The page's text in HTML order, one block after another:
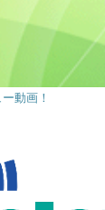
動画！